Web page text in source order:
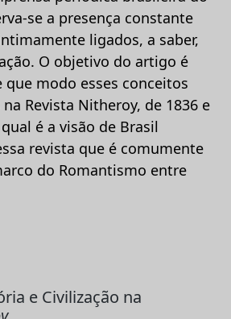
se a presença constante
ligados, a saber,
O objetivo do artigo é
que modo esses conceitos
Revista Nitheroy, de 1836 e
é a visão de Brasil
revista que é comumente
do Romantismo entre
e Civilização na